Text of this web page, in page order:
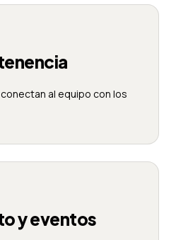
al equipo con los
y eventos